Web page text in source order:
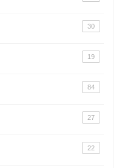
30
19
84
27
22